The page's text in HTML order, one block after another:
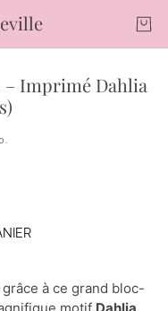
– Imprimé Dahlia
à ce grand bloc-